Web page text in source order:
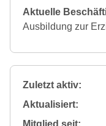
Aktuelle
Ausbildung zur
Zuletzt aktiv:
Aktualisiert:
Mitglied seit: